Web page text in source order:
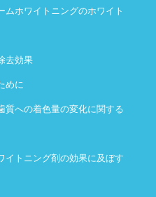
ムホワイトニングのホワイト
去効果
めに
質への着色量の変化に関する
イトニング剤の効果に及ぼす